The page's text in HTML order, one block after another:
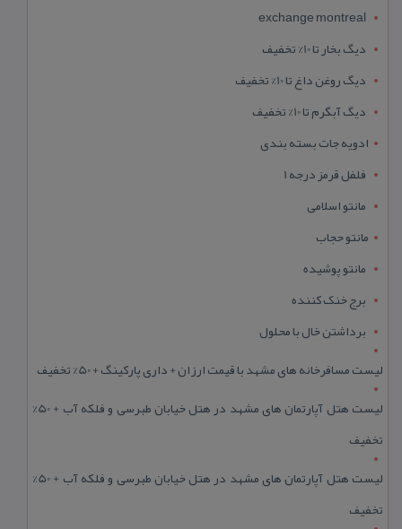
exchange montreal
دیگ بخار تا 10% تخفیف
دیگ روغن داغ تا 10% تخفیف
دیگ آبگرم تا 10% تخفیف
ادویه جات بسته بندی
فلفل قرمز درجه 1
مانتو اسلامی
مانتو حجاب
مانتو پوشیده
برج خنک کننده
برداشتن خال با محلول
لیست مسافرخانه های مشهد با قیمت ارزان + داری پارکینگ + 50% تخفیف
لیست هتل آپارتمان های مشهد در هتل خیابان طبرسی و فلکه آب + 50%
تخفیف
لیست هتل آپارتمان های مشهد در هتل خیابان طبرسی و فلکه آب + 50%
تخفیف